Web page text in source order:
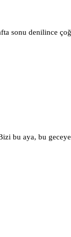
sonu denilince
bu aya, bu